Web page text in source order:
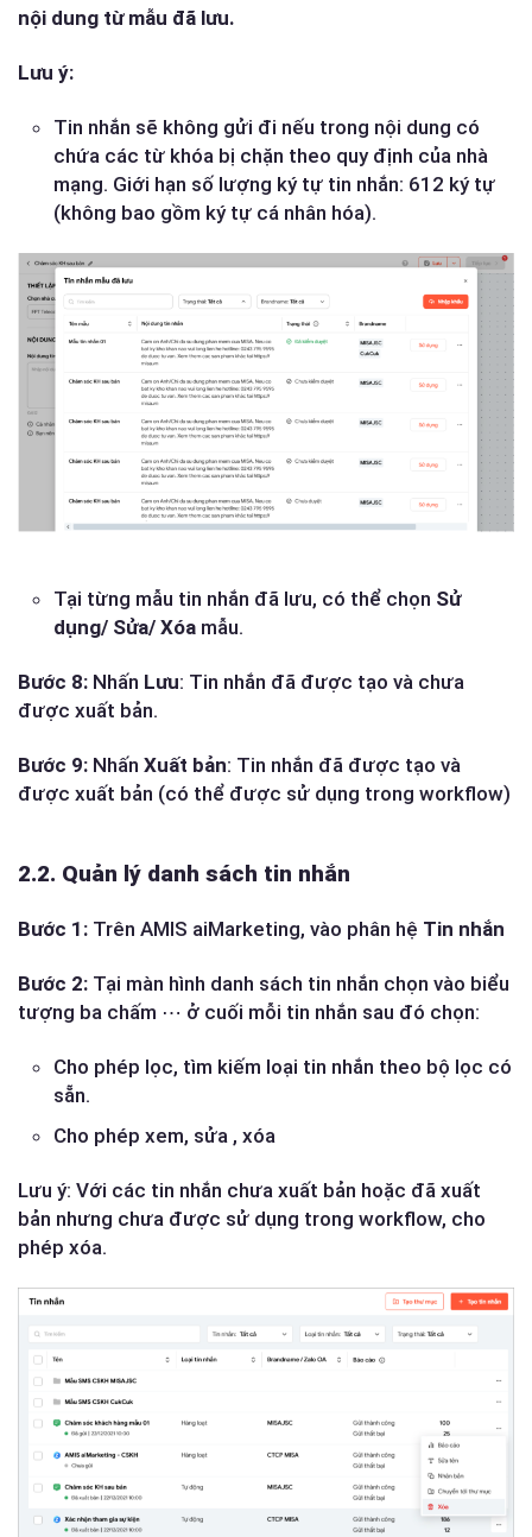
nội dung từ mẫu đã lưu.
Lưu ý:
Tin nhắn sẽ không gửi đi nếu trong nội dung có
chứa các từ khóa bị chặn theo quy định của nhà
mạng. Giới hạn số lượng ký tự tin nhắn: 612 ký tự
(không bao gồm ký tự cá nhân hóa).
Tại từng mẫu tin nhắn đã lưu, có thể chọn Sử
dụng/ Sửa/ Xóa mẫu.
Bước 8: Nhấn Lưu: Tin nhắn đã được tạo và chưa
được xuất bản.
Bước 9: Nhấn Xuất bản: Tin nhắn đã được tạo và
được xuất bản (có thể được sử dụng trong workflow)
2.2. Quản lý danh sách tin nhắn
Bước 1: Trên AMIS aiMarketing, vào phân hệ Tin nhắn
Bước 2: Tại màn hình danh sách tin nhắn chọn vào biểu
tượng ba chấm ⋯ ở cuối mỗi tin nhắn sau đó chọn:
Cho phép lọc, tìm kiếm loại tin nhắn theo bộ lọc có
sẵn.
Cho phép xem, sửa , xóa
Lưu ý: Với các tin nhắn chưa xuất bản hoặc đã xuất
bản nhưng chưa được sử dụng trong workflow, cho
phép xóa.